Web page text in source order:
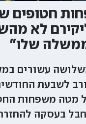
חטופים
לא
שלו"
עשורים
לשבעת
מטה משפחות
בעסקה